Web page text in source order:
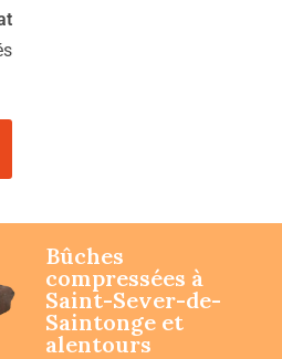
Bûches
compressées à
Saint-Sever-de-
Saintonge et
alentours